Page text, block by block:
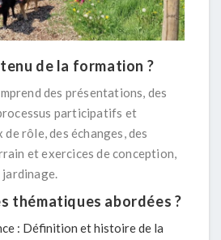
de la formation ?
des présentations, des
participatifs et
rôle, des échanges, des
et exercices de conception,
jardinage.
thématiques abordées ?
: Définition et histoire de la